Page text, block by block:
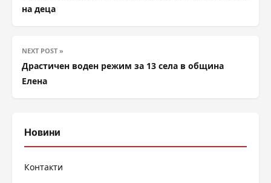
на деца
NEXT POST »
Драстичен воден режим за 13 села в община
Елена
Новини
Контакти